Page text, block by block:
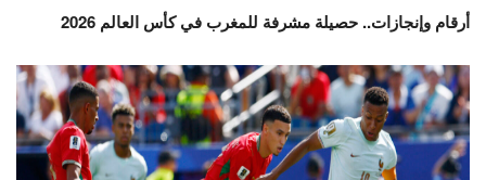
أرقام وإنجازات.. حصيلة مشرفة للمغرب في كأس العالم 2026